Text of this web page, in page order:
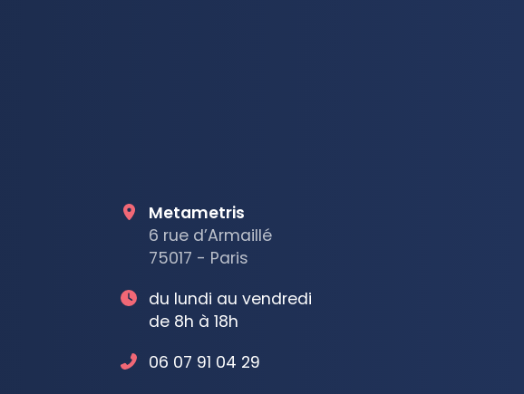
Metametris
6 rue d’Armaillé
75017 - Paris
du lundi au vendredi
de 8h à 18h
06 07 91 04 29